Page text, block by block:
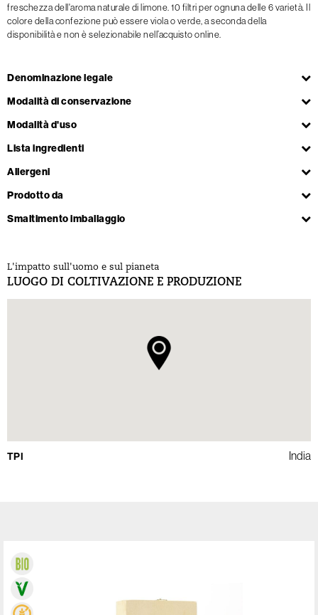
freschezza dell'aroma naturale di limone. 10 filtri per ognuna delle 6 varietà. Il
colore della confezione può essere viola o verde, a seconda della
disponibilità e non è selezionabile nell’acquisto online.
Denominazione legale
Modalità di conservazione
Modalità d'uso
Lista ingredienti
Allergeni
Prodotto da
Smaltimento imballaggio
L'impatto sull'uomo e sul pianeta
LUOGO DI COLTIVAZIONE E PRODUZIONE
TPI India